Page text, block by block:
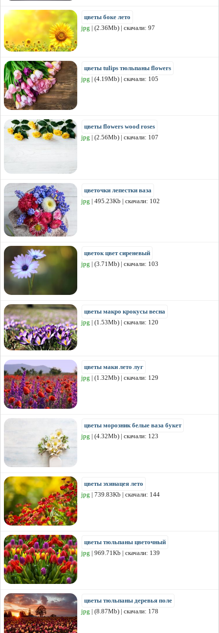
цветы боке лето
jpg | (2.36Mb) | скачали: 97
цветы tulips тюльпаны flowers
jpg | (4.19Mb) | скачали: 105
цветы flowers wood roses
jpg | (2.56Mb) | скачали: 107
цветочки лепестки ваза
jpg | 495.23Kb | скачали: 102
цветок цвет сиреневый
jpg | (3.71Mb) | скачали: 103
цветы макро крокусы весна
jpg | (1.53Mb) | скачали: 120
цветы маки лето луг
jpg | (1.32Mb) | скачали: 129
цветы морозник белые ваза букет
jpg | (4.32Mb) | скачали: 123
цветы эхинацея лето
jpg | 739.83Kb | скачали: 144
цветы тюльпаны цветочный
jpg | 969.71Kb | скачали: 139
цветы тюльпаны деревья поле
jpg | (8.87Mb) | скачали: 178